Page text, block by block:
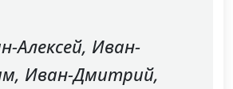
Алексей, Иван-
Иван-Дмитрий,